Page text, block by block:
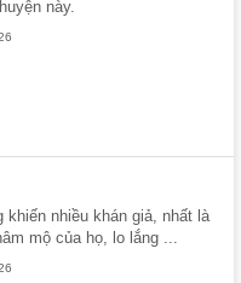
này.
khiến nhiều khán giả, nhất là
mộ của họ, lo lắng ...